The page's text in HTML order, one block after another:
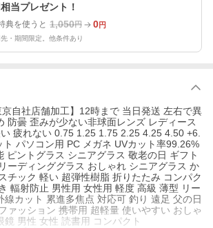
当プレゼント！
典を使うと 1,050円 0円
・期間限定。他条件あり
自社店舗加工】12時まで 当日発送 左右で異
防曇 歪みが少ない非球面レンズ レディース
疲れない 0.75 1.25 1.75 2.25 4.25 4.50 +6.
パソコン用 PC メガネ UVカット率99.26%
ピントグラス シニアグラス 敬老の日 ギフト
ーディンググラス おしゃれ シニアグラス か
チック 軽い 超弾性樹脂 折りたたみ コンパク
輻射防止 男性用 女性用 軽度 高級 薄型 リー
線カット 累進多焦点 対応可 釣り 遠足 父の日
ァッション 携帯用 超軽量 使いやすい おしゃ
鏡 男性 女性 読書用 コンパクト